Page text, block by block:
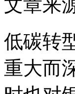
文章来
低碳转
重大而